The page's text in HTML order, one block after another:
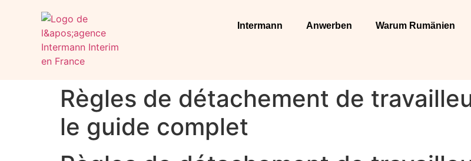
Intermann Anwerben Warum Rumänien
Règles de détachement de
le guide complet